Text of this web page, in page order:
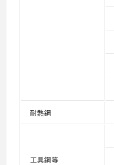
耐熱鋼
工具鋼等